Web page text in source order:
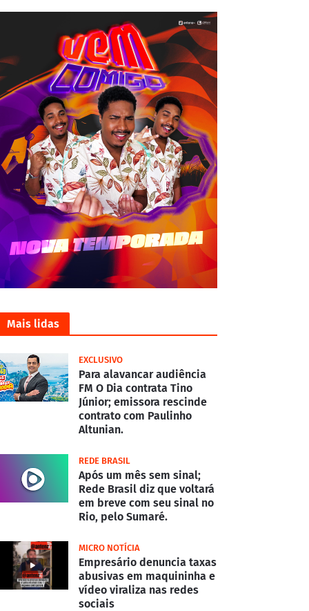
Mais lidas
EXCLUSIVO
Para alavancar audiência
FM O Dia contrata Tino
Júnior; emissora rescinde
contrato com Paulinho
Altunian.
REDE BRASIL
Após um mês sem sinal;
Rede Brasil diz que voltará
em breve com seu sinal no
Rio, pelo Sumaré.
MICRO NOTÍCIA
Empresário denuncia taxas
abusivas em maquininha e
vídeo viraliza nas redes
sociais